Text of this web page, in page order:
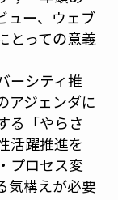
ュー、ウェブ
とっての意義
ーシティ推
アジェンダに
る「やらさ
活躍推進を
プロセス変
気構えが必要